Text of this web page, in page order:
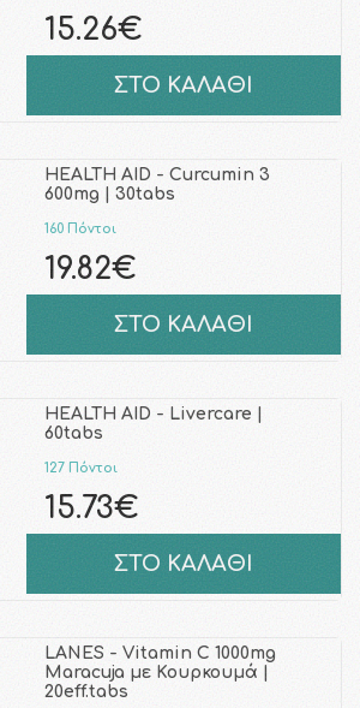
15.26€
ΣΤΟ ΚΑΛΑΘΙ
HEALTH AID - Curcumin 3
600mg | 30tabs
160 Πόντοι
19.82€
ΣΤΟ ΚΑΛΑΘΙ
HEALTH AID - Livercare |
60tabs
127 Πόντοι
15.73€
ΣΤΟ ΚΑΛΑΘΙ
LANES - Vitamin C 1000mg
Maracuja με Κουρκουμά |
20eff.tabs